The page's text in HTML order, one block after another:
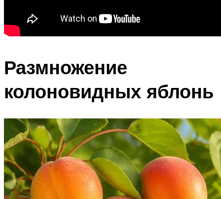
Размножение
колоновидных яблонь